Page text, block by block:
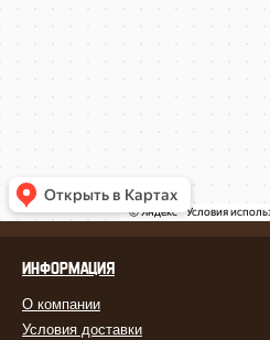
ИНФОРМАЦИЯ
О компании
Условия доставки